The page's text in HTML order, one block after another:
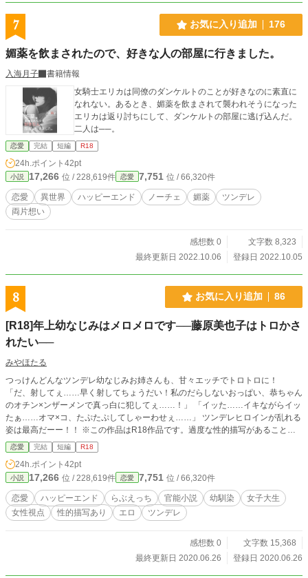
7 お気に入り追加 176
媚薬を飲まされたので、好きな人の部屋に行きました。
入海月子
書籍情報
女騎士エリカは同僚のダンケルトのことが好きなのに素直に
なれない。あるとき、媚薬を飲まされて襲われそうになった
エリカは返り討ちにして、ダンケルトの部屋に逃げ込んだ。
二人は──。
恋愛 完結 短編 R18
24h.ポイント 42pt
小説 17,266 位 / 228,619件 恋愛 7,751 位 / 66,320件
恋愛 異世界 ハッピーエンド ノーチェ 媚薬
ツンデレ
両片想い
感想数 0
文字数 8,323
最終更新日 2022.10.06
登録日 2022.10.05
8 お気に入り追加 86
[R18]年上幼なじみはメロメロです──藤原美也子はトロかさ
れたい──
みやほたる
つっけんどんなツンデレ幼なじみお姉さんも、甘々エッチでトロトロに！
「だ、射してぇ……早く射してちょうだい！私のだらしないおっぱい、恭ちゃん
のオチン×ンザーメンで真っ白に犯してぇ……！」 「イッた……イキながらイッ
たぁ……オマ×コ、たぷたぷしてしゃーわせぇ……」 ツンデレヒロインが乱れる
姿は最高だーー！！ ※この作品はR18作品です。過度な性的描写があることを
あらかじめご了承ください
恋愛 完結 短編 R18
24h.ポイント 42pt
小説 17,266 位 / 228,619件 恋愛 7,751 位 / 66,320件
恋愛 ハッピーエンド らぶえっち 官能小説 幼馴染
女子大生
女性視点
性的描写あり エロ ツンデレ
感想数 0
文字数 15,368
最終更新日 2020.06.26
登録日 2020.06.26